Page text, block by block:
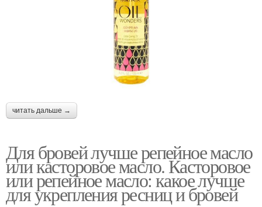
читать дальше →
Для бровей лучше репейное масло
или касторовое масло. Касторовое
или репейное масло: какое лучше
для укрепления ресниц и бровей